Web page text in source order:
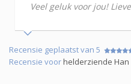
Veel geluk voor jou!
Recensie geplaatst van 5
Recensie voorhelderziende Han